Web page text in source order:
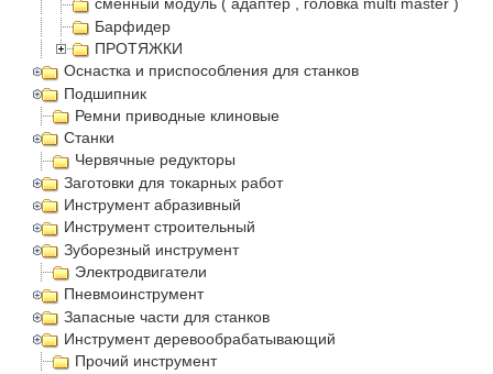
сменный модуль ( адаптер , головка multi master )
Барфидер
ПРОТЯЖКИ
Оснастка и приспособления для станков
Подшипник
Ремни приводные клиновые
Станки
Червячные редукторы
Заготовки для токарных работ
Инструмент абразивный
Инструмент строительный
Зуборезный инструмент
Электродвигатели
Пневмоинструмент
Запасные части для станков
Инструмент деревообрабатывающий
Прочий инструмент